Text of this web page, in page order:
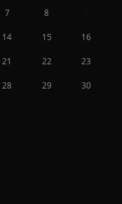
7 8
14 15 16
21 22 23
28 29 30